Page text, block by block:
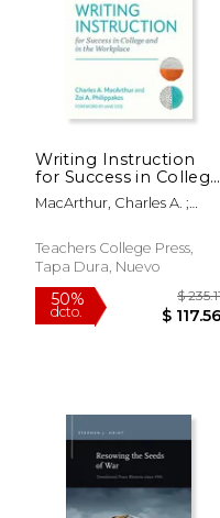
40%
Writing Instruction
for Success in College
and in the Workplace
(en Inglés)
MacArthur, Charles A. ;
Dolores
Teachers College Press,
Tapa Dura, Nuevo